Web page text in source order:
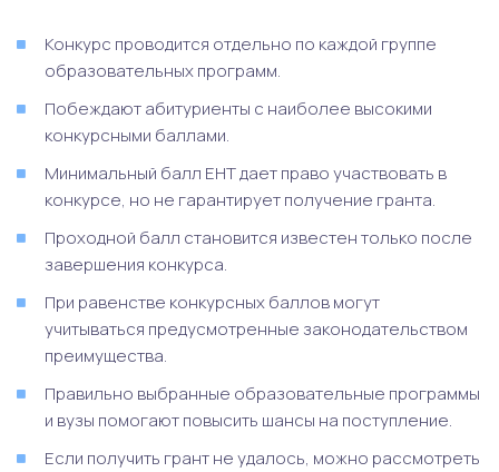
Конкурс проводится отдельно по каждой группе
образовательных программ.
Побеждают абитуриенты с наиболее высокими
конкурсными баллами.
Минимальный балл ЕНТ дает право участвовать в
конкурсе, но не гарантирует получение гранта.
Проходной балл становится известен только после
завершения конкурса.
При равенстве конкурсных баллов могут
учитываться предусмотренные законодательством
преимущества.
Правильно выбранные образовательные программы
и вузы помогают повысить шансы на поступление.
Если получить грант не удалось, можно рассмотреть